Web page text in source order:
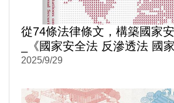
從74條法律條文，構築國家
_《國家安全法 反滲透法 國
逐條評釋》
2025/9/29